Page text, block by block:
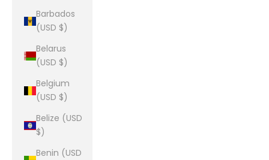
Barbados
(USD $)
Belarus
(USD $)
Belgium
(USD $)
Belize (USD
$)
Benin (USD